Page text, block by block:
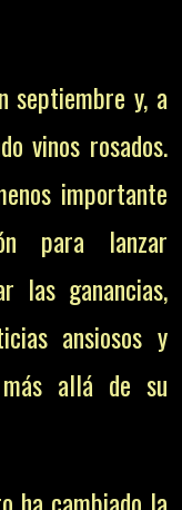
septiembre y, a
vinos rosados.
importante
para lanzar
las ganancias,
ansiosos y
allá de su